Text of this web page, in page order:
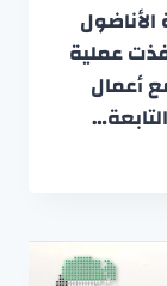
تركيا نفذت عملية
أعمال